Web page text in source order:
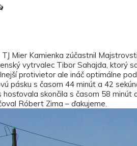
Mier Kamienka zúčastnil
vytrvalec Tibor Sahajda, ktorý
protivietor ale ináč optimálne
pásku s časom 44 minút a 42
hosťovala skončila s časom 58
Róbert Zima – ďakujeme.